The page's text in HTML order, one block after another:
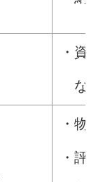
・資
な
・物
・評